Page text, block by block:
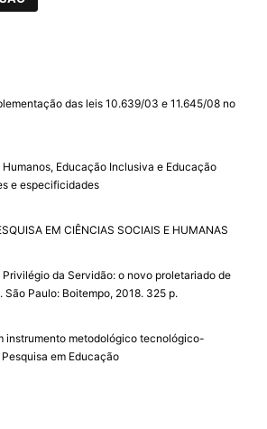
das leis 10.639/03 e 11.645/08 no
Educação Inclusiva e Educação
e especificidades
EM CIÊNCIAS SOCIAIS E HUMANAS
Privilégio da Servidão: o novo proletariado de
Paulo: Boitempo, 2018. 325 p.
instrumento metodológico tecnológico-
em Educação